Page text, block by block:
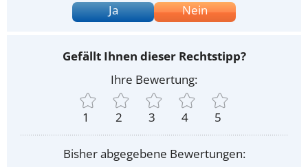
Ja
Nein
Gefällt Ihnen dieser Rechtstipp?
Ihre Bewertung:
1 2 3 4 5
Bisher abgegebene Bewertungen: